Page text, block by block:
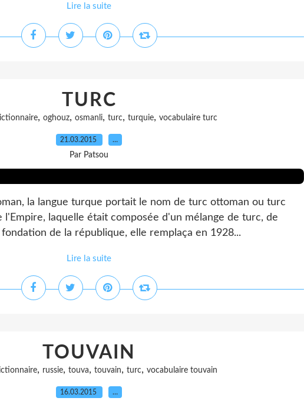
Lire la suite
TURC
, oghouz, osmanli, turc, turquie, vocabulaire turc
21.03.2015 …
Par Patsou
la langue turque portait le nom de turc ottoman ou turc
l'Empire, laquelle était composée d'un mélange de turc, de
de la république, elle remplaça en 1928...
Lire la suite
TOUVAIN
, russie, touva, touvain, turc, vocabulaire touvain
16.03.2015 …